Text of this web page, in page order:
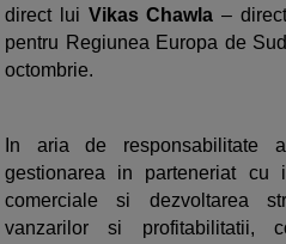
direct lui Vikas Chawla–
pentru Regiunea Europa de
octombrie.
In aria de
gestionarea in parteneriat cu
comerciale si dezvoltarea
vanzarilor si profitabilitatii,